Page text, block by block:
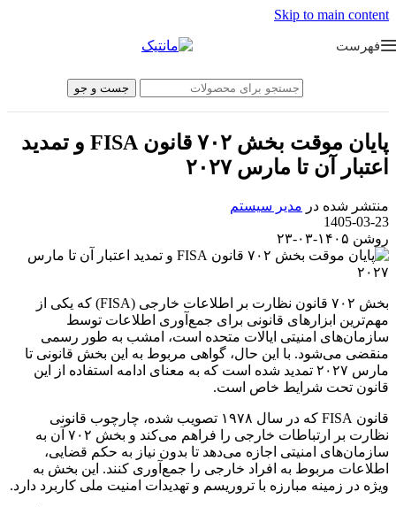
Skip to main content
فهرست
جست و جو
پایان موقت بخش ۷۰۲ قانون FISA و تمدید
اعتبار آن تا مارس ۲۰۲۷
منتشر شده در مدیر سیستم
1405-03-23
روشن ۱۴۰۵-۰۳-۲۳
بخش ۷۰۲ قانون نظارت بر اطلاعات خارجی (FISA) که یکی از
مهم‌ترین ابزارهای قانونی برای جمع‌آوری اطلاعات توسط
سازمان‌های امنیتی ایالات متحده است، امشب به طور رسمی
منقضی می‌شود. با این حال، گواهی مربوط به این بخش قانونی تا
مارس ۲۰۲۷ تمدید شده است که به معنای ادامه استفاده از این
قانون تحت شرایط خاص است.
قانون FISA که در سال ۱۹۷۸ تصویب شده، چارچوب قانونی
نظارت بر ارتباطات خارجی را فراهم می‌کند و بخش ۷۰۲ آن به
سازمان‌های امنیتی اجازه می‌دهد تا بدون نیاز به حکم قضایی،
اطلاعات مربوط به افراد خارجی را جمع‌آوری کنند. این بخش به
ویژه در زمینه مبارزه با تروریسم و تهدیدات امنیت ملی کاربرد دارد.